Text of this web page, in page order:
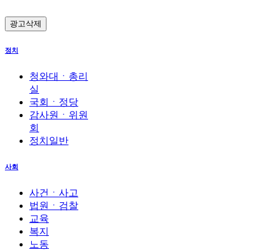
광고삭제
정치
청와대ㆍ총리
실
국회ㆍ정당
감사원ㆍ위원
회
정치일반
사회
사건ㆍ사고
법원ㆍ검찰
교육
복지
노동